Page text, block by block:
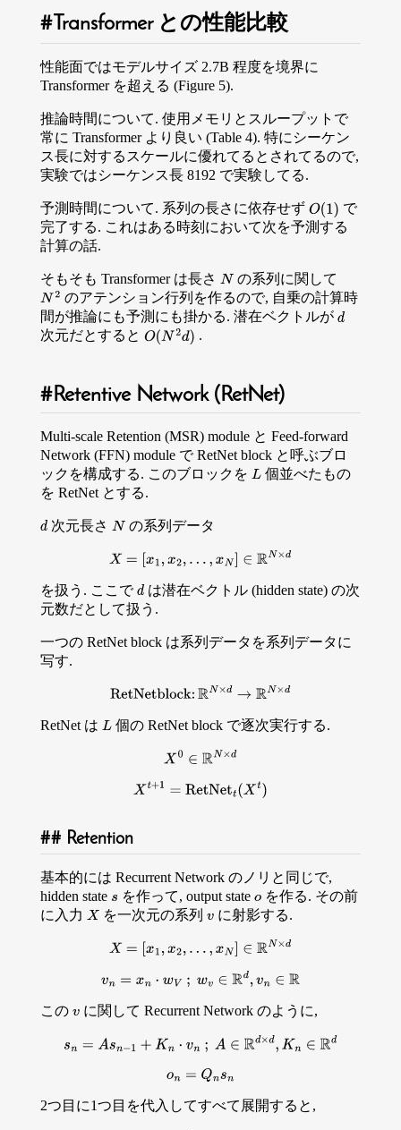
Transformer との性能比較
性能面ではモデルサイズ 2.7B 程度を境界に
Transformer を超える (Figure 5).
推論時間について. 使用メモリとスループットで
常に Transformer より良い (Table 4). 特にシーケン
ス長に対するスケールに優れてるとされてるので,
実験ではシーケンス長 8192 で実験してる.
予測時間について. 系列の長さに依存せず O(1)
で
完了する. これはある時刻において次を予測する
計算の話.
そもそも Transformer は長さ Nの系列に関して
N2 のアテンション行列を作るので, 自乗の計算時
間が推論にも予測にも掛かる. 潜在ベクトルが d
次元だとすると O(N2d) .
Retentive Network (RetNet)
Multi-scale Retention (MSR) module と Feed-forward
Network (FFN) module で RetNet block と呼ぶブロ
ックを構成する. このブロックを L 個並べたもの
を RetNet とする.
d 次元長さ N の系列データ
X [x1,x2,… ,xN]∈ RN×d
を扱う. ここでd は潜在ベクトル (hidden state) の次
元数だとして扱う.
一つの RetNet block は系列データを系列データに
写す.
RetNetblock: RN×d→R N×d
RetNet は L 個の RetNet block で逐次実行する.
X0 ∈ RN×d
Xt+1=RetNett(Xt)
Retention
基本的には Recurrent Network のノリと同じで,
hidden state s を作って, output state oを作る. その前
に入力 Xを一次元の系列 v に射影する.
X [x1,x2,… ,xN]∈ RN×d
vn =xn⋅ wV ; wv∈Rd,vn∈ R
この vに関して Recurrent Network のように,
s n=Asn−1+Kn ⋅vn ; A∈ Rd×d,Kn ∈R d
o n= Qnsn
2つ目に1つ目を代入してすべて展開すると,